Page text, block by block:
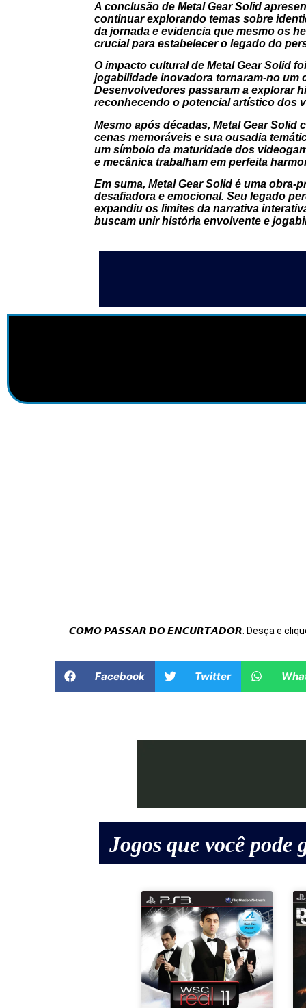
A conclusão de Metal Gear Solid
continuar explorando temas sobre
da jornada e evidencia que mesmo os
crucial para estabelecer o legado do
O impacto cultural de Metal Gear Solid
jogabilidade inovadora tornaram-no
Desenvolvedores passaram a explorar
reconhecendo o potencial artístico dos
Mesmo após décadas, Metal Gear
cenas memoráveis e sua ousadia
um símbolo da maturidade dos
e mecânica trabalham em perfeita
Em suma, Metal Gear Solid é uma
desafiadora e emocional. Seu legado
expandiu os limites da narrativa
buscam unir história envolvente e
𝘾𝙊𝙈𝙊 𝙋𝘼𝙎𝙎𝘼𝙍 𝘿𝙊 𝙀𝙉𝘾𝙐𝙍𝙏𝘼𝘿𝙊𝙍: Desça e clique
Facebook Twitter
Jogos que você pode